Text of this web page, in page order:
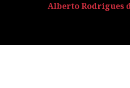
Alberto Rodrigues